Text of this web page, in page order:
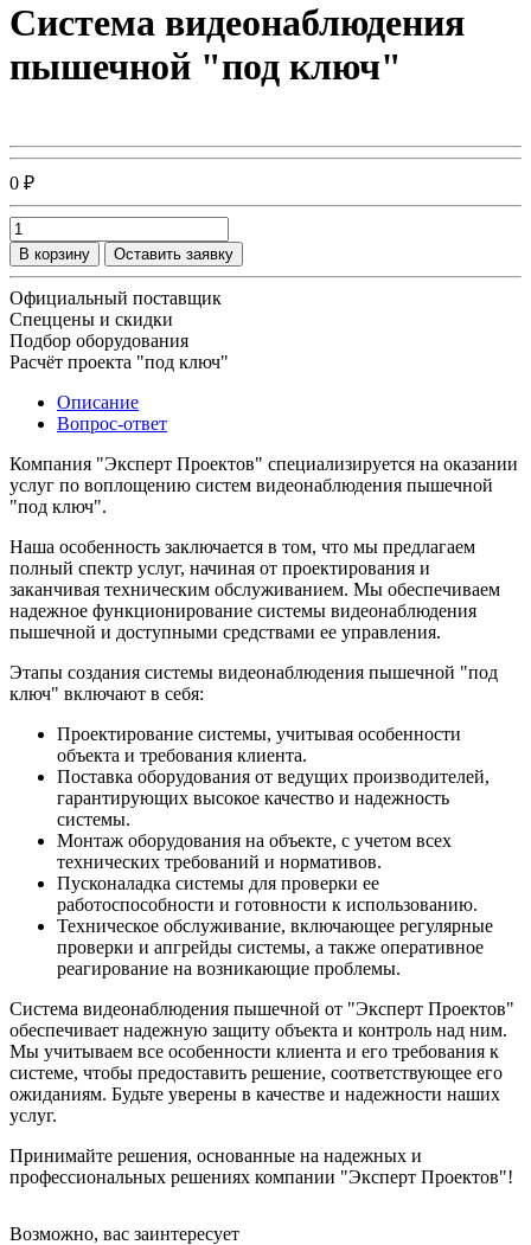
Система видеонаблюдения
пышечной "под ключ"
0 ₽
В корзину Оставить заявку
Официальный поставщик
Спеццены и скидки
Подбор оборудования
Расчёт проекта "под ключ"
Описание
Вопрос-ответ
Компания "Эксперт Проектов" специализируется на оказании
услуг по воплощению систем видеонаблюдения пышечной
"под ключ".
Наша особенность заключается в том, что мы предлагаем
полный спектр услуг, начиная от проектирования и
заканчивая техническим обслуживанием. Мы обеспечиваем
надежное функционирование системы видеонаблюдения
пышечной и доступными средствами ее управления.
Этапы создания системы видеонаблюдения пышечной "под
ключ" включают в себя:
Проектирование системы, учитывая особенности
объекта и требования клиента.
Поставка оборудования от ведущих производителей,
гарантирующих высокое качество и надежность
системы.
Монтаж оборудования на объекте, с учетом всех
технических требований и нормативов.
Пусконаладка системы для проверки ее
работоспособности и готовности к использованию.
Техническое обслуживание, включающее регулярные
проверки и апгрейды системы, а также оперативное
реагирование на возникающие проблемы.
Система видеонаблюдения пышечной от "Эксперт Проектов"
обеспечивает надежную защиту объекта и контроль над ним.
Мы учитываем все особенности клиента и его требования к
системе, чтобы предоставить решение, соответствующее его
ожиданиям. Будьте уверены в качестве и надежности наших
услуг.
Принимайте решения, основанные на надежных и
профессиональных решениях компании "Эксперт Проектов"!
Возможно, вас заинтересует